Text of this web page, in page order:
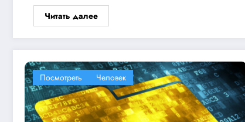
Читать далее
Посмотреть Человек